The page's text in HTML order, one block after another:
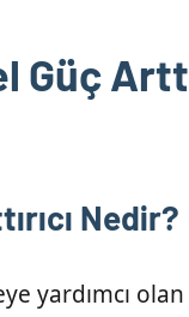
Nedir?
yardımcı